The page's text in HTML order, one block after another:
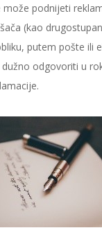
može podnijeti
(kao
putem pošte ili
odgovoriti u